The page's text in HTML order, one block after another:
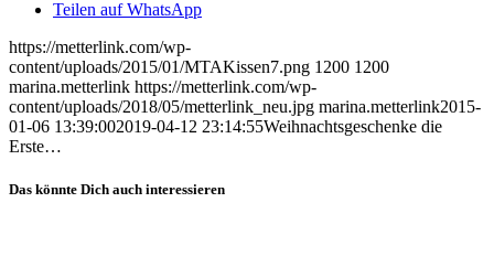
Teilen auf WhatsApp
https://metterlink.com/wp-
content/uploads/2015/01/MTAKissen7.png 1200 1200
marina.metterlink https://metterlink.com/wp-
content/uploads/2018/05/metterlink_neu.jpg marina.metterlink2015-
01-06 13:39:002019-04-12 23:14:55Weihnachtsgeschenke die
Erste…
Das könnte Dich auch interessieren